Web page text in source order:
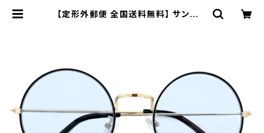
【定形外郵便 全国送料無料】 サングラ
ーイ | 【サングラスドッグ】メガネ・サ
ングラス・帽子 の 通販